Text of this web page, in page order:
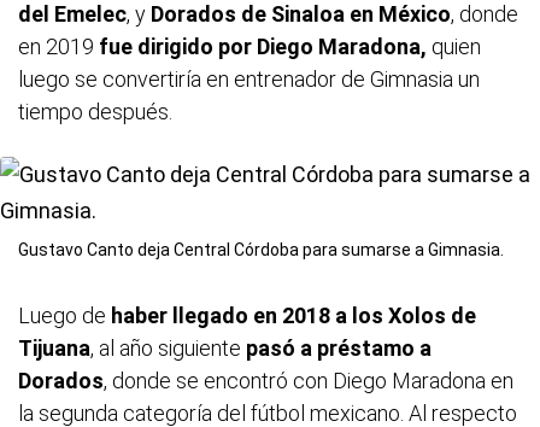
del Emelec, y Dorados de Sinaloa en México, donde
en 2019 fue dirigido por Diego Maradona, quien
luego se convertiría en entrenador de Gimnasia un
tiempo después.
Gustavo Canto deja Central Córdoba para sumarse a Gimnasia.
Luego de haber llegado en 2018 a los Xolos de
Tijuana, al año siguiente pasó a préstamo a
Dorados, donde se encontró con Diego Maradona en
la segunda categoría del fútbol mexicano. Al respecto